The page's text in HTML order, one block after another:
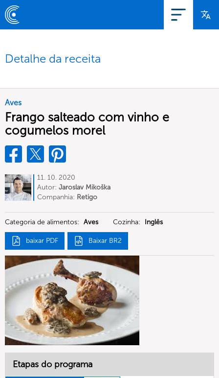
Detalhe da receita
Aves
Frango salteado com vinho e
cogumelos morel
11. 10. 2020
Autor: Jaroslav Mikoška
Companhia: Retigo
Categoria de alimentos: Aves Cozinha: Inglês
baixar PDF Baixar BR2
Etapas do programa